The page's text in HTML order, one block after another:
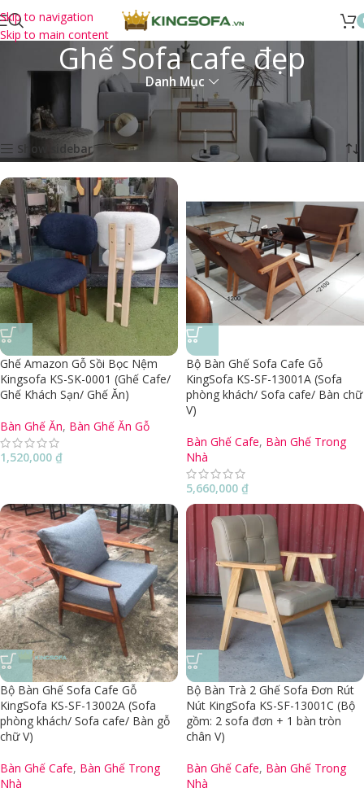
Skip to navigation
Skip to main content
Ghế Sofa cafe đẹp
Danh Mục
Sản Phẩm Sản phẩm được gắn thẻ “Ghế Sofa cafe đẹp”
Hiển thị 1–15 của 22 kết quả
Show sidebar
Ghế Amazon Gỗ Sồi Bọc Nệm
Kingsofa KS-SK-0001 (Ghế Cafe/
Ghế Khách Sạn/ Ghế Ăn)
Bàn Ghế Ăn, Bàn Ghế Ăn Gỗ
1,520,000 ₫
Bộ Bàn Ghế Sofa Cafe Gỗ
KingSofa KS-SF-13001A (Sofa
phòng khách/ Sofa cafe/ Bàn chữ
V)
Bàn Ghế Cafe, Bàn Ghế Trong
Nhà
5,660,000 ₫
Bộ Bàn Ghế Sofa Cafe Gỗ
KingSofa KS-SF-13002A (Sofa
phòng khách/ Sofa cafe/ Bàn gỗ
chữ V)
Bàn Ghế Cafe, Bàn Ghế Trong
Nhà
Bộ Bàn Trà 2 Ghế Sofa Đơn Rút
Nút KingSofa KS-SF-13001C (Bộ
gồm: 2 sofa đơn + 1 bàn tròn
chân V)
Bàn Ghế Cafe, Bàn Ghế Trong
Nhà